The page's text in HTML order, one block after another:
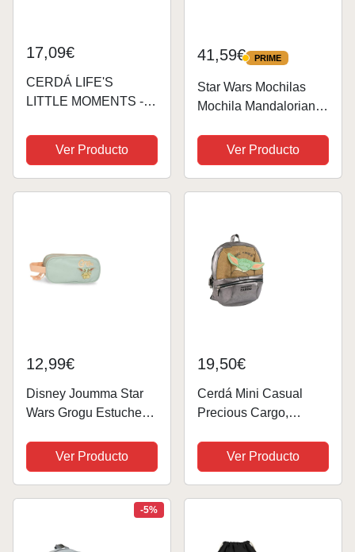
17,09€
CERDÁ LIFE'S
LITTLE MOMENTS -
The Mandalorian -
Licencia Oficial Disney,
Gris, Edad
recomendada - 2 a 6
Ver Producto
41,59€ PRIME
PRIME
Star Wars Mochilas
Mochila Mandalorian E
Mujer | One Size Negro
Ver Producto
12,99€
Disney Joumma Star
Wars Grogu Estuche
cms Poliéster
Ver Producto
19,50€
Cerdá Mini Casual
Precious Cargo,
The Mandalorian Star
Wars 35cm Niños,
Multicolor, 35
Ver Producto
-5%